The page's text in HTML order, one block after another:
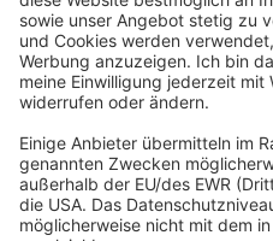
Mo-Do 07:30 - 17:00 Uhr
Fr 07:30 - 15:00 Uhr
Folgen Sie uns
Impressum